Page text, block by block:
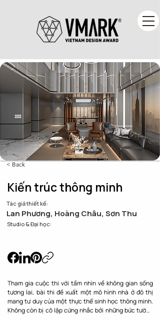
< Back
Kiến trúc thông minh
Tác giả thiết kế:
Lan Phương, Hoàng Châu, Sơn Thu
Studio & Đại học:
Tham gia cuộc thi với tầm nhìn về không gian sống
tương lai, bài thi đề xuất một mô hình nhà ở đô thị
mang tư duy của một thực thể sinh học thông minh.
Không còn bị cô lập cứng nhắc bởi những bức tường